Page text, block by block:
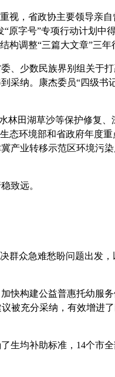
，省政协主要领导亲自
原字号”专项行动计划中
构调整“三篇大文章”三年
少数民族界别组关于打
采纳。康杰委员“四级书
田湖草沙等保护修复、
态环境部和省政府年度
产业转移示范区环境污
致远。
众急难愁盼问题出发，
构建公益普惠托幼服
被充分采纳，有效增进
均补助标准，14个市全